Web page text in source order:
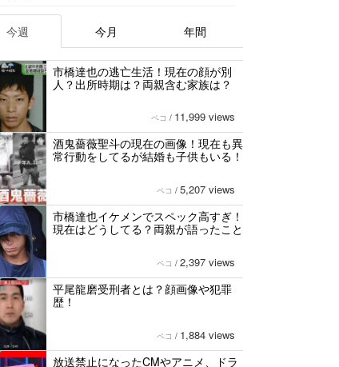
今週 今月 年間
市橋達也の逃亡生活！現在の顔が別
人？出所時期は？両親含む家族は？
ペコ / 11,999 views
酒鬼薔薇聖斗の現在の画像！現在も異
常行動をしてるが結婚も子供もいる！
ペコ / 5,207 views
市橋達也イケメンでスペック高すぎ！
現在はどうしてる？両親が語ったこと
ペコ / 2,397 views
平尾龍磨受刑者とは？顔画像や犯罪
歴！
ペコ / 1,884 views
放送禁止になったCMやアニメ、ドラ